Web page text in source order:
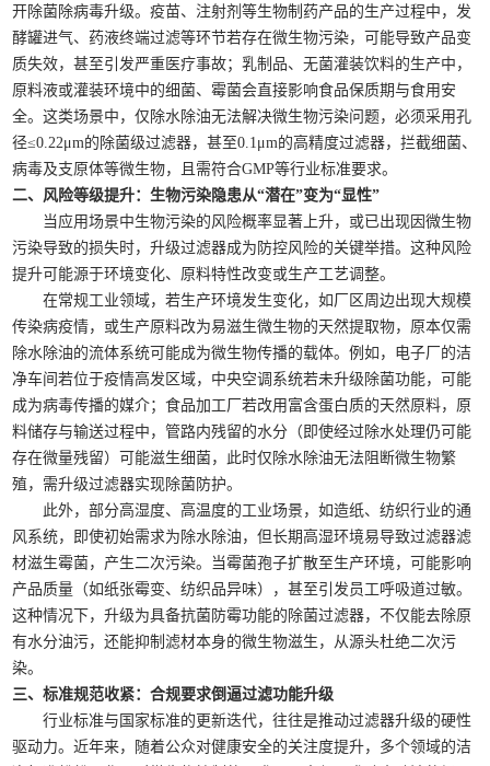
开除菌除病毒升级。疫苗、注射剂等生物制药产品的生产过程中，发
酵罐进气、药液终端过滤等环节若存在微生物污染，可能导致产品变
质失效，甚至引发严重医疗事故；乳制品、无菌灌装饮料的生产中，
原料液或灌装环境中的细菌、霉菌会直接影响食品保质期与食用安
全。这类场景中，仅除水除油无法解决微生物污染问题，必须采用孔
径≤0.22μm的除菌级过滤器，甚至0.1μm的高精度过滤器，拦截细菌、
病毒及支原体等微生物，且需符合GMP等行业标准要求。
二、风险等级提升：生物污染隐患从“潜在”变为“显性”
当应用场景中生物污染的风险概率显著上升，或已出现因微生物
污染导致的损失时，升级过滤器成为防控风险的关键举措。这种风险
提升可能源于环境变化、原料特性改变或生产工艺调整。
在常规工业领域，若生产环境发生变化，如厂区周边出现大规模
传染病疫情，或生产原料改为易滋生微生物的天然提取物，原本仅需
除水除油的流体系统可能成为微生物传播的载体。例如，电子厂的洁
净车间若位于疫情高发区域，中央空调系统若未升级除菌功能，可能
成为病毒传播的媒介；食品加工厂若改用富含蛋白质的天然原料，原
料储存与输送过程中，管路内残留的水分（即使经过除水处理仍可能
存在微量残留）可能滋生细菌，此时仅除水除油无法阻断微生物繁
殖，需升级过滤器实现除菌防护。
此外，部分高湿度、高温度的工业场景，如造纸、纺织行业的通
风系统，即使初始需求为除水除油，但长期高湿环境易导致过滤器滤
材滋生霉菌，产生二次污染。当霉菌孢子扩散至生产环境，可能影响
产品质量（如纸张霉变、纺织品异味），甚至引发员工呼吸道过敏。
这种情况下，升级为具备抗菌防霉功能的除菌过滤器，不仅能去除原
有水分油污，还能抑制滤材本身的微生物滋生，从源头杜绝二次污
染。
三、标准规范收紧：合规要求倒逼过滤功能升级
行业标准与国家标准的更新迭代，往往是推动过滤器升级的硬性
驱动力。近年来，随着公众对健康安全的关注度提升，多个领域的洁